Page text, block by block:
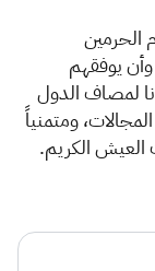
الحرمين
يوفقهم
لمصاف ا​​لدول
ومتمنياً
العيش الكريم.​